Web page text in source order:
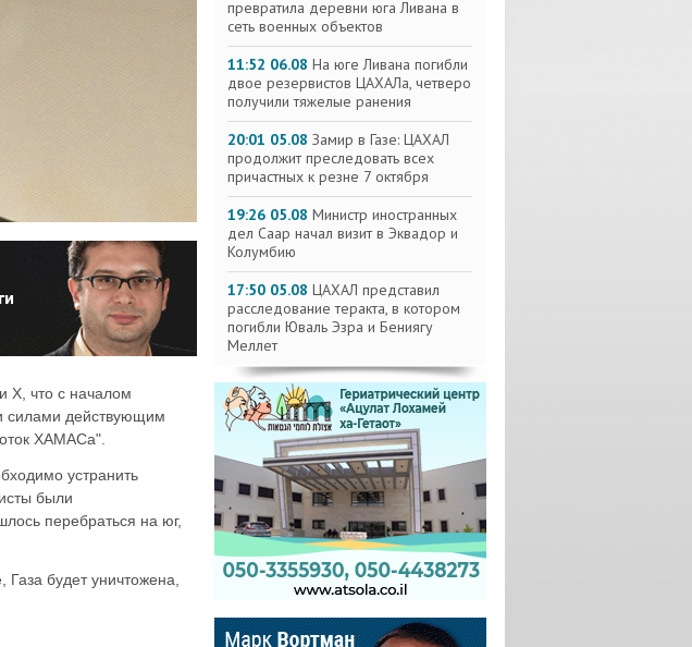
Х, что с началом
силами действующим
ХАМАСа".
устранить
были
перебраться на юг,
будет уничтожена,
превратила деревни юга Ливана в
сеть военных объектов
11:52 06.08 На юге Ливана погибли
двое резервистов ЦАХАЛа, четверо
получили тяжелые ранения
20:01 05.08 Замир в Газе: ЦАХАЛ
продолжит преследовать всех
причастных к резне 7 октября
19:26 05.08 Министр иностранных
дел Саар начал визит в Эквадор и
Колумбию
17:50 05.08 ЦАХАЛ представил
расследование теракта, в котором
погибли Юваль Эзра и Бениягу
Меллет